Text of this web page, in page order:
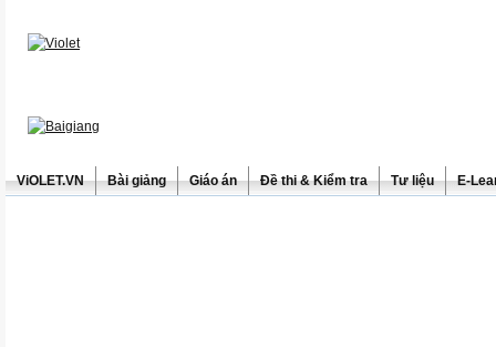
ViOLET.VN Bài giảng Giáo án Đề thi & Kiểm tra Tư liệu E-